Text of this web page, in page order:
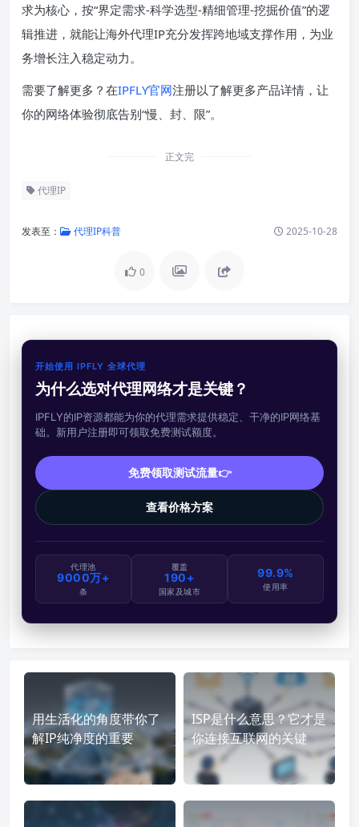
求为核心，按“界定需求-科学选型-精细管理-挖掘价值”的逻
辑推进，就能让海外代理IP充分发挥跨地域支撑作用，为业
务增长注入稳定动力。
需要了解更多？在IPFLY官网注册以了解更多产品详情，让
你的网络体验彻底告别“慢、封、限”。
正文完
代理IP
发表至： 代理IP科普 2025-10-28
0
开始使用 IPFLY 全球代理
为什么选对代理网络才是关键？
IPFLY的IP资源都能为你的代理需求提供稳定、干净的IP网络基
础。新用户注册即可领取免费测试额度。
免费领取测试流量👉
查看价格方案
代理池
9000万+
条
覆盖
190+
国家及城市
99.9%
使用率
用生活化的角度带你了
解IP纯净度的重要
ISP是什么意思？它才是
你连接互联网的关键